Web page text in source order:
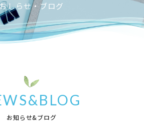
しらせ・ブログ
お知らせ&ブログ